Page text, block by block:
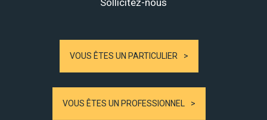
Sollicitez-nous
VOUS ÊTES UN PARTICULIER
VOUS ÊTES UN PROFESSIONNEL